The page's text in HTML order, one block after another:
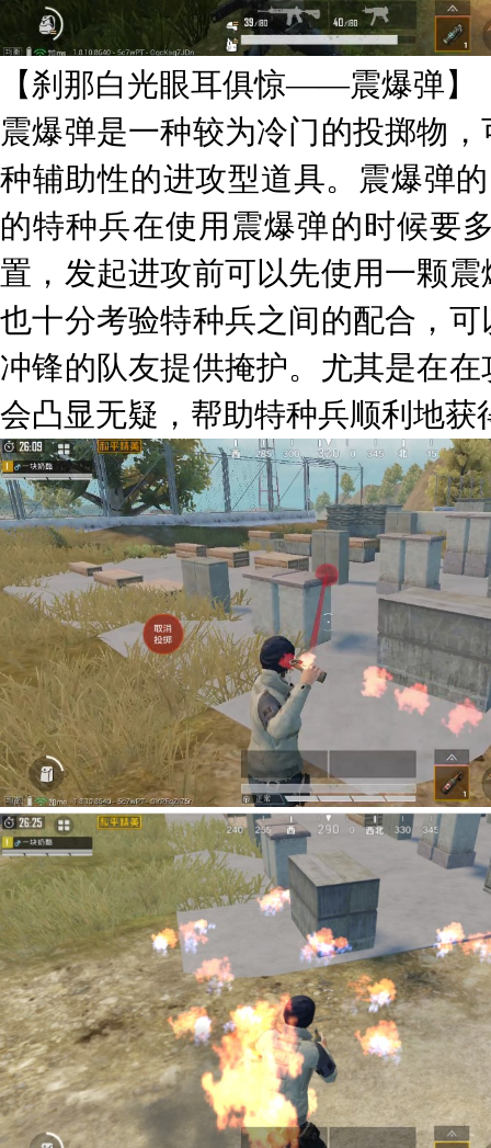
【刹那白光眼耳俱惊——震爆弹】
震爆弹是一种较为冷门的投掷物
种辅助性的进攻型道具。震爆弹
的特种兵在使用震爆弹的时候要
置，发起进攻前可以先使用一颗
也十分考验特种兵之间的配合，
冲锋的队友提供掩护。尤其是在
会凸显无疑，帮助特种兵顺利地获